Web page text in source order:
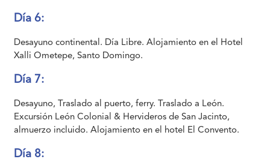
Día 6:
Desayuno continental. Día Libre. Alojamiento en el Hotel
Xalli Ometepe, Santo Domingo.
Día 7:
Desayuno, Traslado al puerto, ferry. Traslado a León.
Excursión León Colonial & Hervideros de San Jacinto,
almuerzo incluido. Alojamiento en el hotel El Convento.
Día 8: